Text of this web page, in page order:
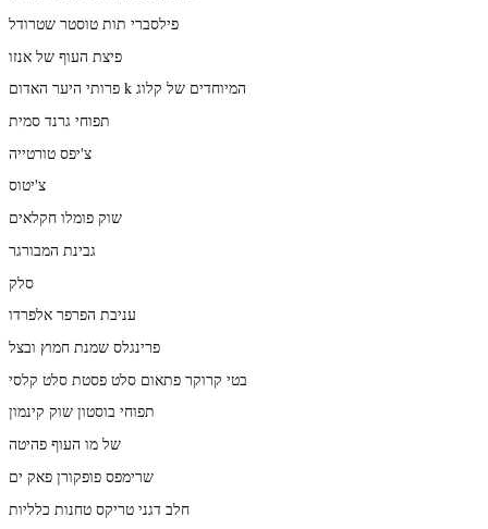
פילסברי תות טוסטר שטרודל
פיצת העוף של אנזו
פרותי היער האדום k המיוחדים של קלוג
תפוחי גרנד סמית
צ'יפס טורטייה
צ'יטוס
שוק פומלו חקלאים
גבינת המבורגר
סלק
עניבת הפרפר אלפרדו
פרינגלס שמנת חמוץ ובצל
בטי קרוקר פתאום סלט פסטת סלט קלסי
תפוחי בוסטון שוק קינמון
של מו העוף פהיטה
שרימפס פופקורן פאק ים
חלב דגני טריקס טחנות כלליות